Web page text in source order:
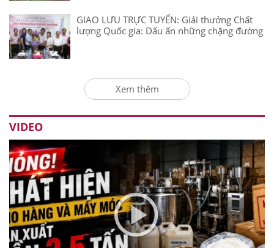
GIAO LƯU TRỰC TUYẾN: Giải thưởng Chất
lượng Quốc gia: Dấu ấn những chặng đường
Xem thêm
VIDEO